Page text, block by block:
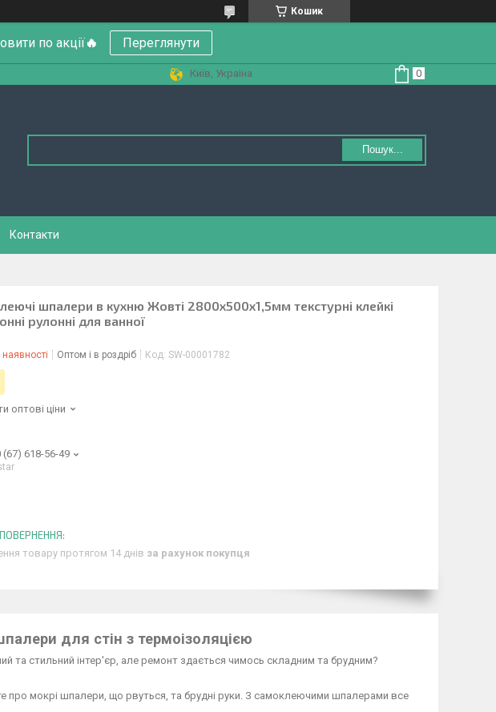
Кошик
по акції🔥 Переглянути
Київ, Україна
Пошук...
Контакти
шпалери в кухню Жовті 2800х500х1,5мм текстурні клейкі
рулонні для ванної
Оптом і в роздріб Код: SW-00001782
оптові ціни
(67) 618-56-49
товару протягом 14 днів за рахунок покупця
для стін з термоізоляцією
та стильний інтер'єр, але ремонт здається чимось складним та брудним?
про мокрі шпалери, що рвуться, та брудні руки. З самоклеючими шпалерами все